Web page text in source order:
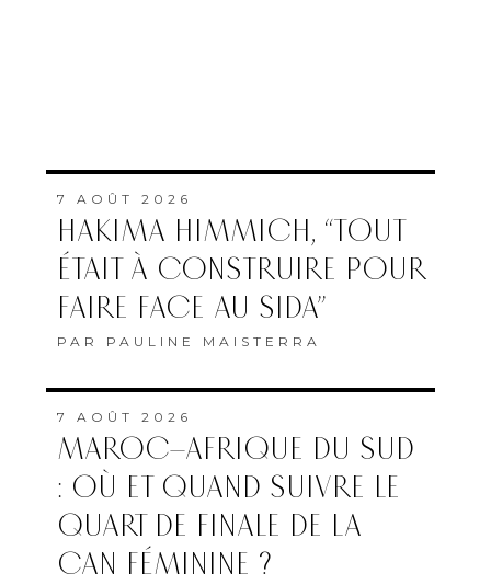
7 AOÛT 2026
HAKIMA HIMMICH, “TOUT
ÉTAIT À CONSTRUIRE POUR
FAIRE FACE AU SIDA”
PAR PAULINE MAISTERRA
7 AOÛT 2026
MAROC–AFRIQUE DU SUD
: OÙ ET QUAND SUIVRE LE
QUART DE FINALE DE LA
CAN FÉMININE ?